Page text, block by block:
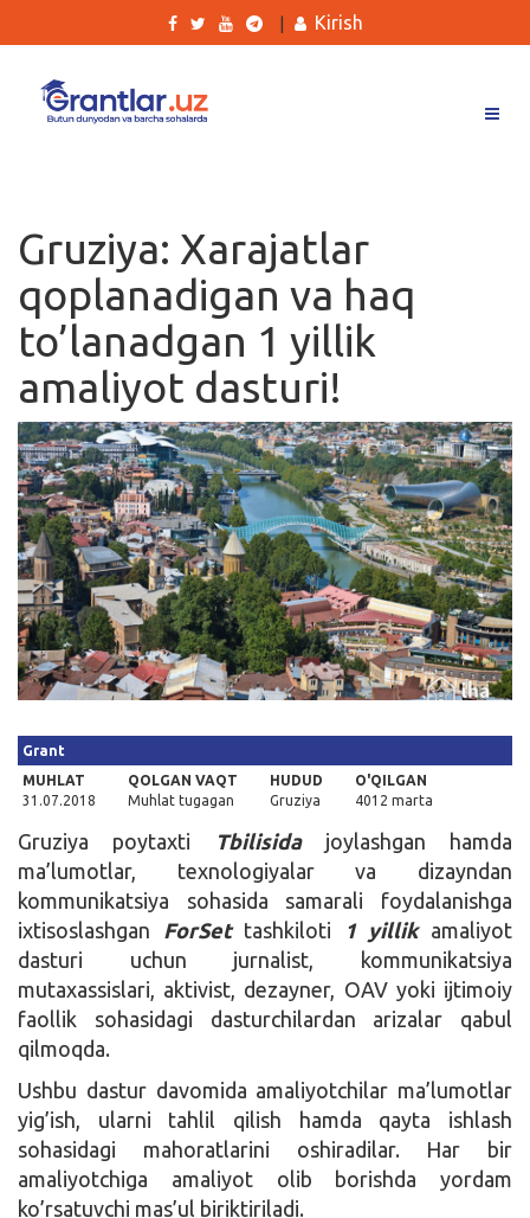
Ishlar
Kurslar
Blog
Yana
Qidirish
Kirish
Kirish
Gruziya: Xarajatlar
qoplanadigan va haq
to’lanadgan 1 yillik
amaliyot dasturi!
Grant
MUHLAT
31.07.2018
QOLGAN VAQT
Muhlat tugagan
HUDUD
Gruziya
O'QILGAN
4012 marta
Gruziya poytaxti Tbilisidajoylashgan hamda
ma’lumotlar, texnologiyalar va dizayndan
kommunikatsiya sohasida samarali foydalanishga
ixtisoslashgan ForSettashkiloti 1 yillikamaliyot
dasturi uchun jurnalist, kommunikatsiya
mutaxassislari, aktivist, dezayner, OAV yoki ijtimoiy
faollik sohasidagi dasturchilardan arizalar qabul
qilmoqda.
Ushbu dastur davomida amaliyotchilar ma’lumotlar
yig’ish, ularni tahlil qilish hamda qayta ishlash
sohasidagi mahoratlarini oshiradilar. Har bir
amaliyotchiga amaliyot olib borishda yordam
ko’rsatuvchi mas’ul biriktiriladi.